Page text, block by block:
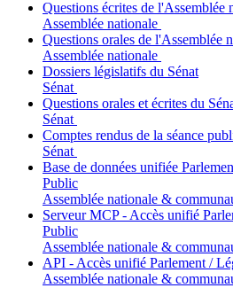
Questions écrites de l'Assemblée
Assemblée nationale
Questions orales de l'Assemblée
Assemblée nationale
Dossiers législatifs du Sénat
Sénat
Questions orales et écrites du
Sénat
Comptes rendus de la séance
Sénat
Base de données unifiée
Public
Assemblée nationale &
Serveur MCP - Accès unifié
Public
Assemblée nationale &
API - Accès unifié Parlement /
Assemblée nationale &